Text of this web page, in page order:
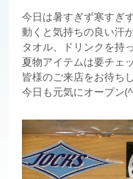
今日は暑すぎず寒すぎ
動くと気持ちの良い汗
タオル、ドリンクを持
夏物アイテムは要チェ
皆様のご来店をお待ち
今日も元気にオープン